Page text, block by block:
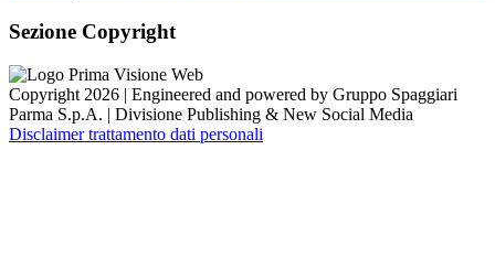
Sezione Copyright
Copyright 2026 | Engineered and powered by Gruppo Spaggiari
Parma S.p.A. | Divisione Publishing & New Social Media
Disclaimer trattamento dati personali